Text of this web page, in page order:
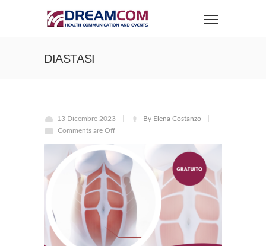
DIASTASI
13 Dicembre 2023
By Elena Costanzo
Comments are Off